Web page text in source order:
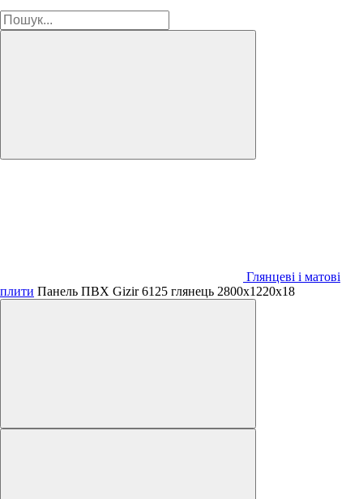
Глянцеві і матові
плити Панель ПВХ Gizir 6125 глянець 2800х1220х18